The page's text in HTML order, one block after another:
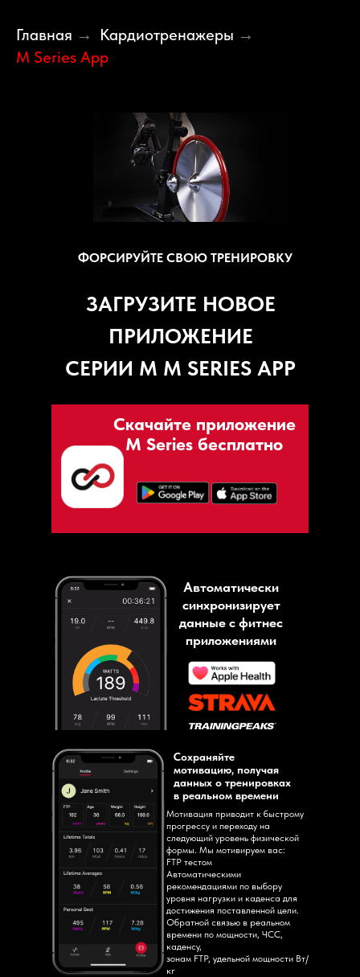
Главная → Кардиотренажеры →
M Series App
ЗАГРУЗИТЕ НОВОЕ
ПРИЛОЖЕНИЕ
СЕРИИ M M SERIES APP
ФОРСИРУЙТЕ СВОЮ ТРЕНИРОВКУ
Скачайте приложение
M Series бесплатно
Автоматически
синхронизирует
данные с фитнес
приложениями
Мотивация приводит к быстрому
прогрессу и переходу на
следующий уровень физической
формы. Мы мотивируем вас:
FTP тестом
Автоматическими
рекомендациями по выбору
уровня нагрузки и каденса для
достижения поставленной цели.
Обратной связью в реальном
времени по мощности, ЧСС,
каденсу,
зонам FTP, удельной мощности Вт/
кг
Сохраняйте
мотивацию, получая
данных о тренировках
в реальном времени